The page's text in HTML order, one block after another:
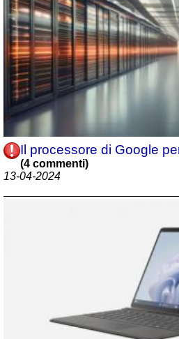
Il processore di Google
(4 commenti)
13-04-2024